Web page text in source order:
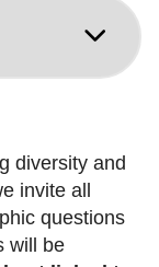
diversity and
invite all
questions
will be